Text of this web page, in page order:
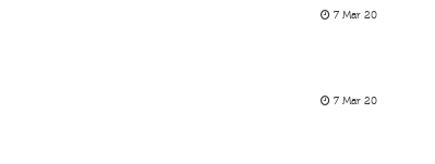
7 Mar 20
7 Mar 20